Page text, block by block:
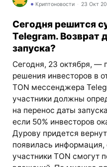
Криптоновости 23 Окт
Сегодня решится
Telegram. Возврат
запуска?
Сегодня, 23 октября, —
решения инвесторов в
TON мессенджера
участники должны
на перенос даты
если 50% инвесторов
Дурову придется
появилась информация,
участники TON смогут